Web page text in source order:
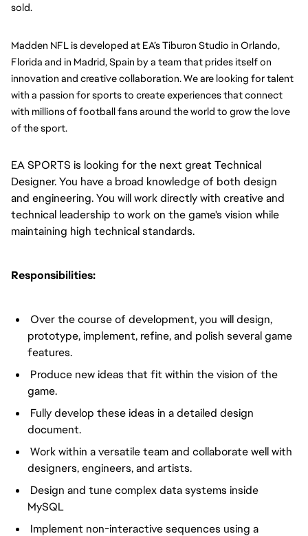
sold.
Madden NFL is developed at EA’s Tiburon Studio in Orlando,
Florida and in Madrid, Spain by a team that prides itself on
innovation and creative collaboration. We are looking for talent
with a passion for sports to create experiences that connect
with millions of football fans around the world to grow the love
of the sport.
EA SPORTS is looking for the next great Technical
Designer. You have a broad knowledge of both design
and engineering. You will work directly with creative and
technical leadership to work on the game's vision while
maintaining high technical standards.
Responsibilities:
Over the course of development, you will design,
prototype, implement, refine, and polish several game
features.
Produce new ideas that fit within the vision of the
game.
Fully develop these ideas in a detailed design
document.
Work within a versatile team and collaborate well with
designers, engineers, and artists.
Design and tune complex data systems inside
MySQL
Implement non-interactive sequences using a